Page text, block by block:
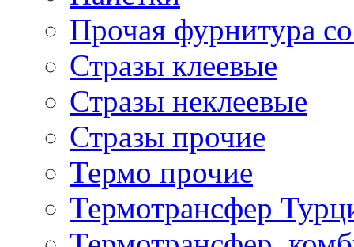
Прочая фурнитура
Стразы клеевые
Стразы неклеевые
Стразы прочие
Термо прочие
Термотрансфер